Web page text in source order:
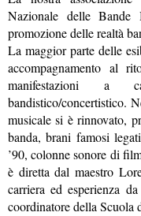
Nazionale delle
promozione delle realtà
La maggior parte delle
accompagnamento al
manifestazioni a
bandistico/concertistico.
musicale si è rinnovato,
banda, brani famosi
’90, colonne sonore di
è diretta dal maestro
carriera ed esperienza
coordinatore della Scuola